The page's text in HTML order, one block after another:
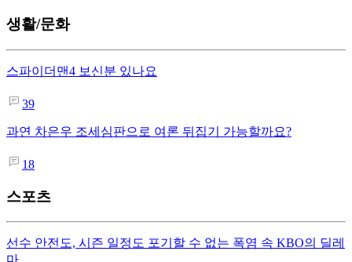
생활/문화
스파이더맨4 보신분 있나요
39
과연 차은우 조세심판으로 여론 뒤집기 가능할까요?
18
스포츠
선수 안전도, 시즌 일정도 포기할 수 없는 폭염 속 KBO의 딜레